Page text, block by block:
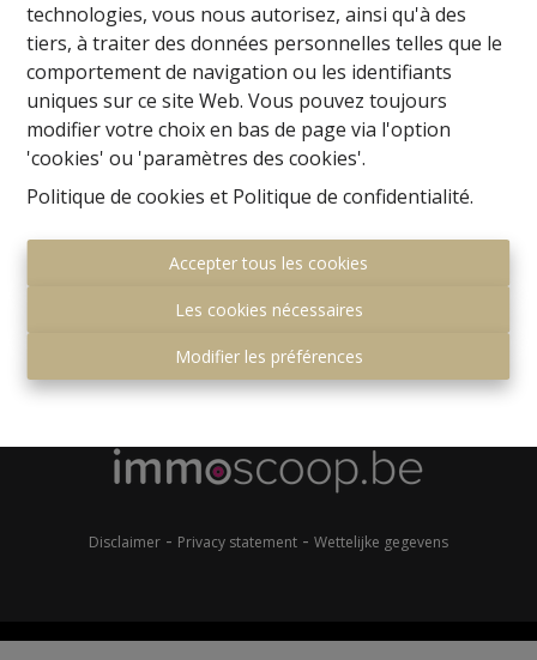
technologies, vous nous autorisez, ainsi qu'à des
tiers, à traiter des données personnelles telles que le
comportement de navigation ou les identifiants
uniques sur ce site Web. Vous pouvez toujours
modifier votre choix en bas de page via l'option
'cookies' ou 'paramètres des cookies'.
Politique de cookies et Politique de confidentialité.
Accepter tous les cookies
Les cookies nécessaires
Modifier les préférences
Gemeenteplein 7
1560 Hoeilaart
+32 (0)2 657 36 99
Disclaimer - Privacy statement - Wettelijke gegevens